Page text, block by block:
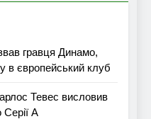
гравця Динамо,
в європейський клуб
Тевес висловив
А